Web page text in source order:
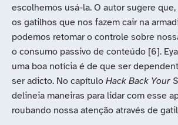
escolhemos usá-la. O autor sugere
os gatilhos que nos fazem cair na
podemos retomar o controle sobre
o consumo passivo de conteúdo [6].
uma boa notícia é de que ser
ser adicto. No capítulo Hack Back Your
delineia maneiras para lidar com esse
roubando nossa atenção através de